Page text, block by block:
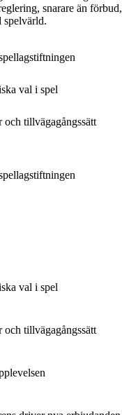
snarare än förbud,
spelvärld.
val i spel
tillvägagångssätt
val i spel
tillvägagångssätt